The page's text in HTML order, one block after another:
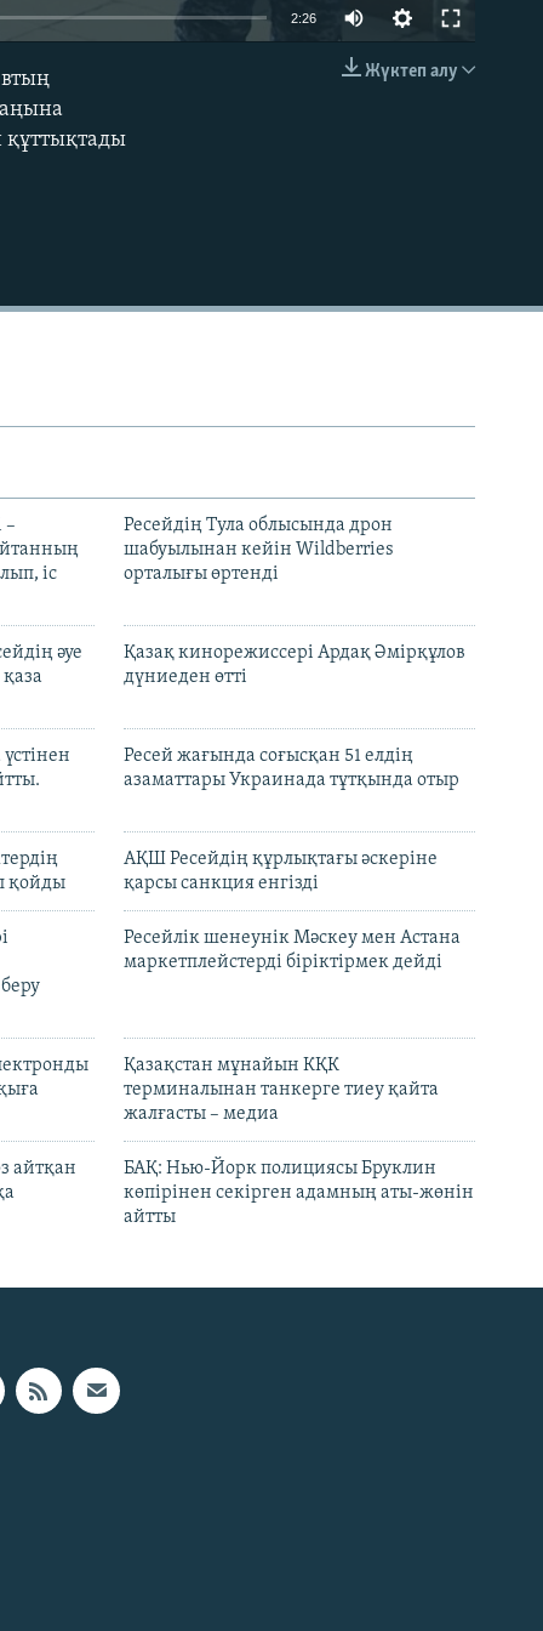
EMBED
2:26
Жүктеп алу
құттықтады
–
іс
Ресейдің Тула облысында дрон
шабуылынан кейін Wildberries
орталығы өртенді
әуе
Қазақ кинорежиссері Ардақ Әмірқұлов
дүниеден өтті
Ресей жағында соғысқан 51 елдің
азаматтары Украинада тұтқында отыр
қойды
АҚШ Ресейдің құрлықтағы әскеріне
қарсы санкция енгізді
Ресейлік шенеунік Мәскеу мен Астана
маркетплейстерді біріктірмек дейді
Қазақстан мұнайын КҚК
терминалынан танкерге тиеу қайта
жалғасты – медиа
айтқан
БАҚ: Нью-Йорк полициясы Бруклин
көпірінен секірген адамның аты-жөнін
айтты